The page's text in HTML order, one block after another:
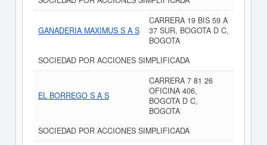
GANADERIA MAXIMUS S A S
CARRERA 19 BIS 59 A
37 SUR, BOGOTA D C,
BOGOTA
SOCIEDAD POR ACCIONES SIMPLIFICADA
EL BORREGO S A S
CARRERA 7 81 26
OFICINA 406,
BOGOTA D C,
BOGOTA
SOCIEDAD POR ACCIONES SIMPLIFICADA